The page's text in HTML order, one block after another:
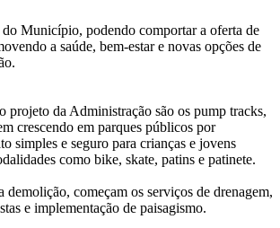
do Município, podendo comportar a oferta de
a saúde, bem-estar e novas opções de
projeto da Administração são os pump tracks,
crescendo em parques públicos por
simples e seguro para crianças e jovens
como bike, skate, patins e patinete.
demolição, começam os serviços de drenagem,
e implementação de paisagismo.